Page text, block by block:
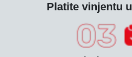
Platite vinjentu